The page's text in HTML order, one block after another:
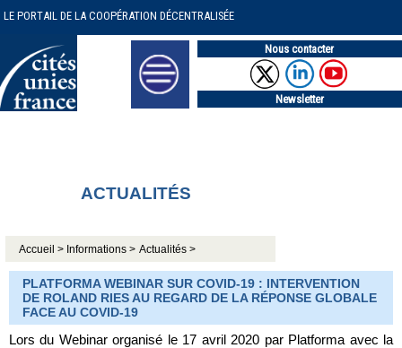
LE PORTAIL DE LA COOPÉRATION DÉCENTRALISÉE
Nous contacter
Newsletter
ACTUALITÉS
Accueil > Informations > Actualités >
PLATFORMA WEBINAR SUR COVID-19 : INTERVENTION
DE ROLAND RIES AU REGARD DE LA RÉPONSE GLOBALE
FACE AU COVID-19
Lors du Webinar organisé le 17 avril 2020 par Platforma avec la